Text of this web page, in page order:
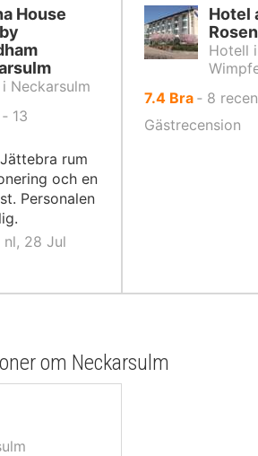
House
Neckarsulm
‐ 13
rum
och en
Personalen
nl, 28 Jul
Hotel
Hotell
7.4av
10,
Bra ‐ 8
Gästrecension
om Neckarsulm